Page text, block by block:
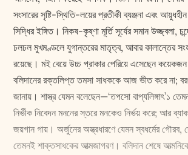
সংসারের সৃষ্টি-স্থিতি-লয়ের প্রতীকী ব্যঞ্জনা এবং
সিদ্ধির ইঙ্গিত। নিকষ-কৃষ্ণা মূর্তি সূর্যের সমান উজ্জ্বলা,
ঢলঢল মুখমণ্ডলে যুগান্তরের মাতৃত্ব, আবার কালান্তের
রয়েছে। মই বেয়ে উচ্চ প্রাকার পেরিয়ে এসেছেন
বলিদানের রক্তলিপ্ত তমসা সাধককে আজ ভীত করে না;
জানায়। শাস্ত্র যেমন বলেছেন—‘তপসো বাপ্যলিঙ্গাৎ’১
নির্ভীক নিবেদন মননের স্তরে মনকেও নির্ভয় করে; আর
জয়গান গায়। অর্জুনের অস্ত্রধারণে যেমন স্বধর্মের গৌরব,
তেমনই শাক্তসাধকের আত্মজাগরণ। বলিদান শেষে